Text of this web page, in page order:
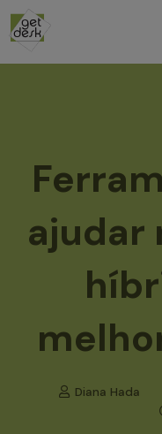
para
conteúdo
ajudar
Diana Hada